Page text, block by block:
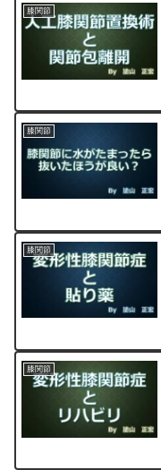
膝関節
膝関節
膝関節
膝関節